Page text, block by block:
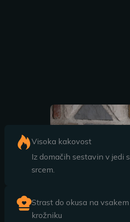
Visoka kakovost
Iz domačih sestavin v jedi s
srcem.
Strast do okusa na vsakem
krožniku